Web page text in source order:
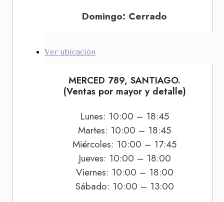
Domingo: Cerrado
Ver ubicación
MERCED 789, SANTIAGO.
(Ventas por mayor y detalle)
Lunes: 10:00 – 18:45
Martes: 10:00 – 18:45
Miércoles: 10:00 – 17:45
Jueves: 10:00 – 18:00
Viernes: 10:00 – 18:00
Sábado: 10:00 – 13:00